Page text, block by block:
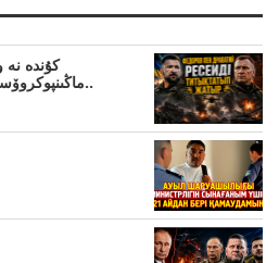
ماڭىنپوكروۆسكاپ، درون ماڭىنداعىنە ج..